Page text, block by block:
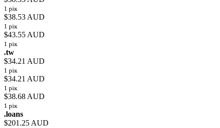
1 рік
$38.53 AUD
1 рік
$43.55 AUD
1 рік
.tw
$34.21 AUD
1 рік
$34.21 AUD
1 рік
$38.68 AUD
1 рік
.loans
$201.25 AUD